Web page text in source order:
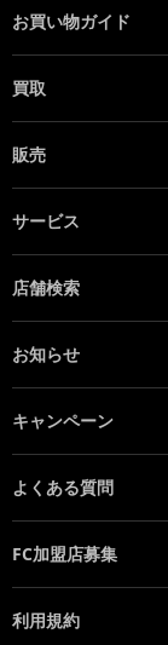
お買い物ガイド
買取
販売
サービス
店舗検索
お知らせ
キャンペーン
よくある質問
FC加盟店募集
利用規約